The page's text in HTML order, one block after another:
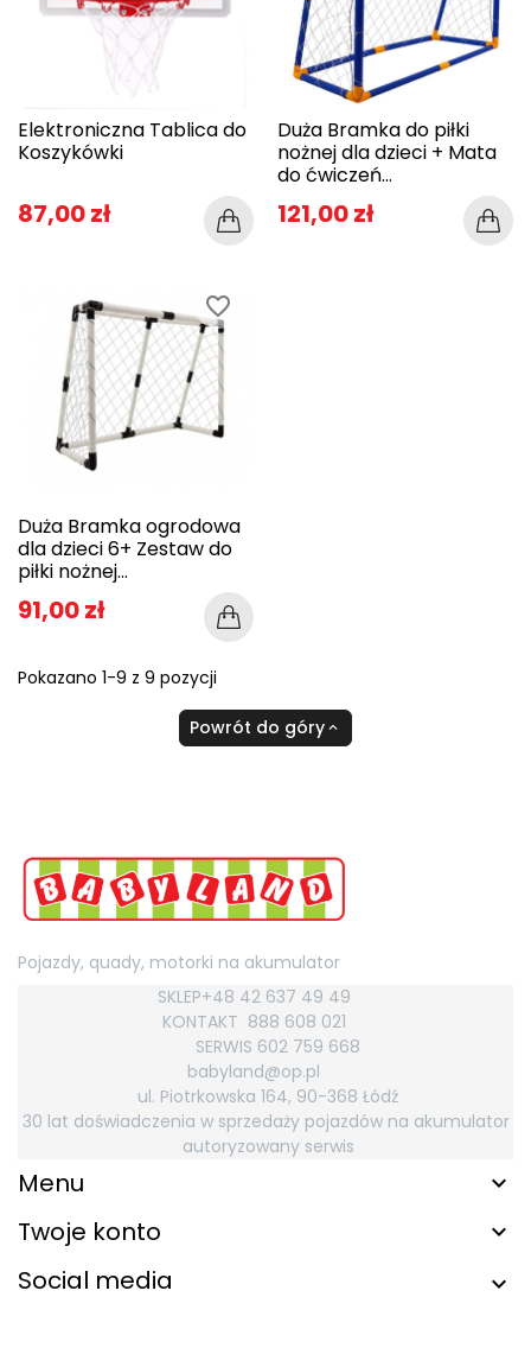
Elektroniczna Tablica do
Koszykówki
87,00 zł
Duża Bramka do piłki
nożnej dla dzieci + Mata
do ćwiczeń...
121,00 zł
favorite_border
Duża Bramka ogrodowa
dla dzieci 6+ Zestaw do
piłki nożnej...
91,00 zł
Pokazano 1-9 z 9 pozycji
Powrót do góry 
Pojazdy, quady, motorki na akumulator
SKLEP+48 42 637 49 49
KONTAKT 888 608 021
SERWIS 602 759 668
babyland@op.pl
ul. Piotrkowska 164, 90-368 Łódź
30 lat doświadczenia w sprzedaży pojazdów na akumulator
autoryzowany serwis
Menu
Twoje konto
Social media